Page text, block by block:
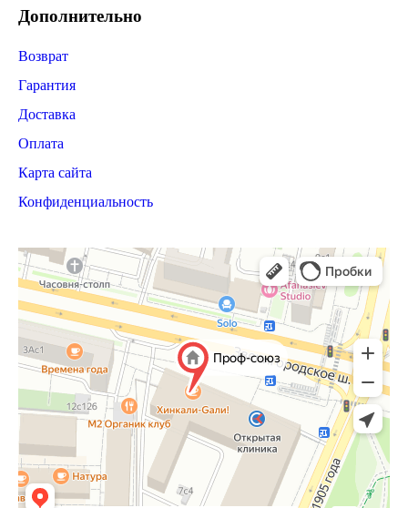
Дополнительно
Возврат
Гарантия
Доставка
Оплата
Карта сайта
Конфиденциальность